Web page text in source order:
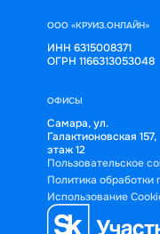
ООО «КРУИЗ.ОНЛАЙН»
ИНН 6315008371
ОГРН 1166313053048
ОФИСЫ
Самара, ул.
Галактионовская 157,
этаж 12
Пользовательское
Политика обработки
Использование